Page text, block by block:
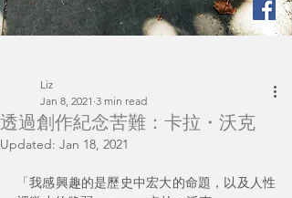
透過創作紀念苦難：卡拉・沃克
Liz
Jan 8, 2021 3 min read
Updated: Jan 18, 2021
「我感興趣的是歷史中宏大的命題，以及人性